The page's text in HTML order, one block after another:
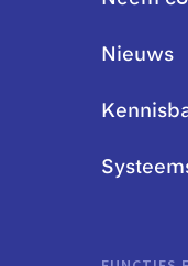
Nieuws